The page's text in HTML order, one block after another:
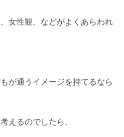
女性観、などがよくあらわれ
が通うイメージを持てるなら
えるのでしたら、